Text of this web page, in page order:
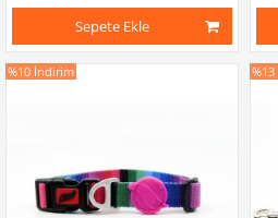
Sepete Ekle
%10 İndirim %13